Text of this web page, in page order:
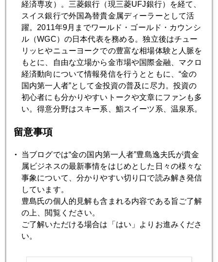
7月 8月 9月 10月 11月 12月
2012年05月30日
ギリシャ、ユーロ離脱すれば金はどうなる
2012年05月29日
欧州債務危機歓迎の米国新婚・仮面夫婦たち
2012年05月25日
2012年05月24日
ニューヨークの鯨はフェイスブック？
2012年05月23日
ギリシャ前首相爆弾発言で金急落
経済専攻）。三菱銀行（現三菱UFJ銀行）を経て、
スイス銀行で外国為替貴金属ディーラーとして活
躍。2011年9月までワールド・ゴールド・カウンシ
ル（WGC）の日本代表を務める。独立後はチュー
リッヒやニューヨークでの豊富な相場体験と人脈を
もとに、自由な立場から金市場や国際金融、マクロ
経済動向について情報発信を行うとともに、“金の
国内第一人者”として金投資の普及に尽力。投資の
初心者にも分かりやすいトークや文章にファンも多
い。得意分野はスキー系、鮨スイーツ系、温泉系。
留意事項
当ブログでは“金の国内第一人者”豊島逸夫氏が貴金
属ビジネスの最新事情をはじめとした日々の様々な
事象について、分かりやすい切り口で読み解き発信
しています。
豊島氏の個人的見解も含まれる内容である旨ご了解
の上、閲覧ください。
ご了解いただける場合は「はい」よりお進みくださ
い。